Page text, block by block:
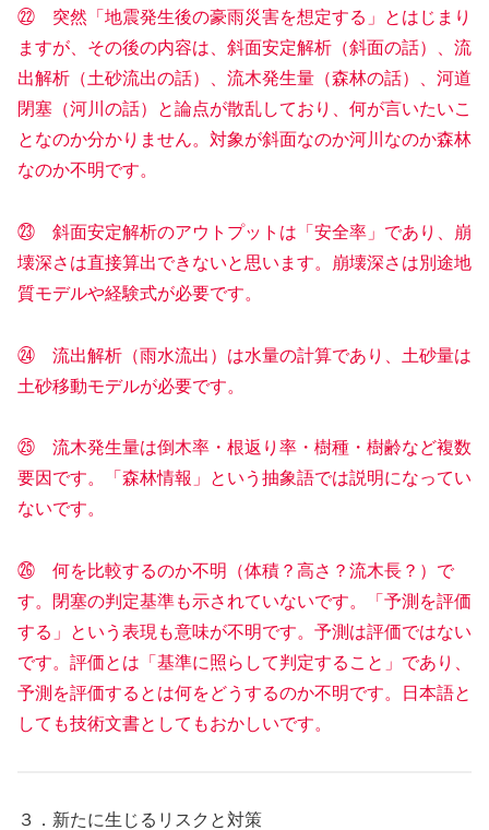
㉒ 突然「地震発生後の豪雨災害を想定する」とはじまり
ますが、その後の内容は、斜面安定解析（斜面の話）、流
出解析（土砂流出の話）、流木発生量（森林の話）、河道
閉塞（河川の話）と論点が散乱しており、何が言いたいこ
となのか分かりません。対象が斜面なのか河川なのか森林
なのか不明です。
㉓ 斜面安定解析のアウトプットは「安全率」であり、崩
壊深さは直接算出できないと思います。崩壊深さは別途地
質モデルや経験式が必要です。
㉔ 流出解析（雨水流出）は水量の計算であり、土砂量は
土砂移動モデルが必要です。
㉕ 流木発生量は倒木率・根返り率・樹種・樹齢など複数
要因です。「森林情報」という抽象語では説明になってい
ないです。
㉖ 何を比較するのか不明（体積？高さ？流木長？）で
す。閉塞の判定基準も示されていないです。「予測を評価
する」という表現も意味が不明です。予測は評価ではない
です。評価とは「基準に照らして判定すること」であり、
予測を評価するとは何をどうするのか不明です。日本語と
しても技術文書としてもおかしいです。
３．新たに生じるリスクと対策